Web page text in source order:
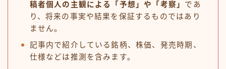
稿者個人の主観による「予想」や「考察」 であ
り、将来の事実や結果を保証するものではあり
ません。
記事内で紹介している銘柄、株価、発売時期、
仕様などは推測を含みます。